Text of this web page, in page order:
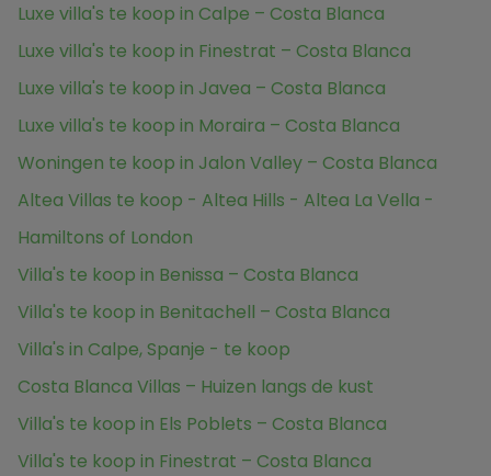
Luxe villa's te koop in Calpe – Costa Blanca
Luxe villa's te koop in Finestrat – Costa Blanca
Luxe villa's te koop in Javea – Costa Blanca
Luxe villa's te koop in Moraira – Costa Blanca
Woningen te koop in Jalon Valley – Costa Blanca
Altea Villas te koop - Altea Hills - Altea La Vella -
Hamiltons of London
Villa's te koop in Benissa – Costa Blanca
Villa's te koop in Benitachell – Costa Blanca
Villa's in Calpe, Spanje - te koop
Costa Blanca Villas – Huizen langs de kust
Villa's te koop in Els Poblets – Costa Blanca
Villa's te koop in Finestrat – Costa Blanca